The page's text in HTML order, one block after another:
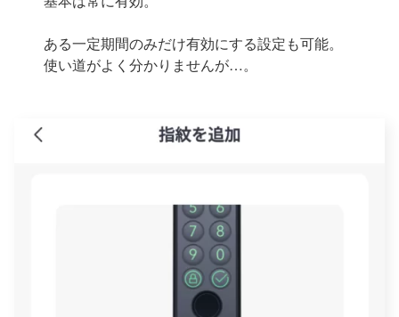
ある一定期間のみだけ有効にする設定も可能。
使い道がよく分かりませんが…。